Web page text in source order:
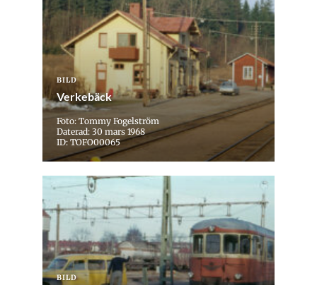
BILD
Verkebäck
Foto: Tommy Fogelström
Daterad: 30 mars 1968
ID: TOFO00065
BILD